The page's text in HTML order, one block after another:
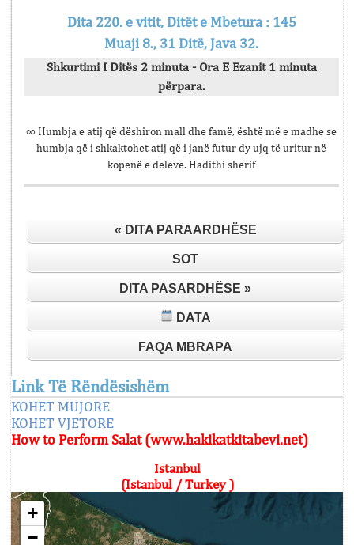
Dita 220. e vitit, Ditët e Mbetura : 145
Muaji 8., 31 Ditë, Java 32.
Shkurtimi I Ditës 2 minuta - Ora E Ezanit 1 minuta
përpara.
∞ Humbja e atij që dëshiron mall dhe famë, është më e madhe se
humbja që i shkaktohet atij që i janë futur dy ujq të uritur në
kopenë e deleve. Hadithi sherif
« DITA PARAARDHËSE
SOT
DITA PASARDHËSE »
DATA
FAQA MBRAPA
Link Të Rëndësishëm
KOHET MUJORE
KOHET VJETORE
How to Perform Salat (www.hakikatkitabevi.net)
Istanbul
(Istanbul / Turkey )
+
−